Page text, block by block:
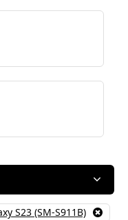
S23 (SM-S911B)